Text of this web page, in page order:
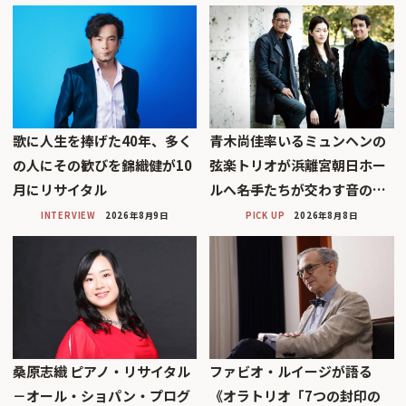
歌に人生を捧げた40年、多く
の人にその歓びを錦織健が10
月にリサイタル
INTERVIEW 2026年8月9日
青木尚佳率いるミュンヘンの
弦楽トリオが浜離宮朝日ホー
ルへ――名手たちが交わす音の…
PICK UP 2026年8月8日
桑原志織 ピアノ・リサイタル
－オール・ショパン・プログ
ファビオ・ルイージが語る
《オラトリオ「7つの封印の